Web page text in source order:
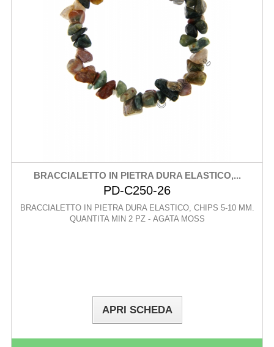
BRACCIALETTO IN PIETRA DURA ELASTICO,...
PD-C250-26
BRACCIALETTO IN PIETRA DURA ELASTICO, CHIPS 5-10 MM.
QUANTITA MIN 2 PZ - AGATA MOSS
APRI SCHEDA